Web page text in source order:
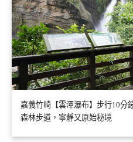
嘉義竹崎【雲潭瀑布】步行10分
森林步道，寧靜又原始秘境